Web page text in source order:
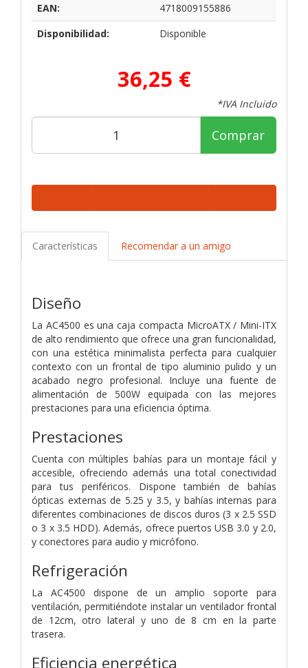
EAN:
4718009155886
Disponibilidad:
Disponible
36,25 €
*IVA Incluido
Comprar
Características Recomendar a un amigo
Diseño
La AC4500 es una caja compacta MicroATX / Mini-ITX
de alto rendimiento que ofrece una gran funcionalidad,
con una estética minimalista perfecta para cualquier
contexto con un frontal de tipo aluminio pulido y un
acabado negro profesional. Incluye una fuente de
alimentación de 500W equipada con las mejores
prestaciones para una eficiencia óptima.
Prestaciones
Cuenta con múltiples bahías para un montaje fácil y
accesible, ofreciendo además una total conectividad
para tus periféricos. Dispone también de bahías
ópticas externas de 5.25 y 3.5, y bahías internas para
diferentes combinaciones de discos duros (3 x 2.5 SSD
o 3 x 3.5 HDD). Además, ofrece puertos USB 3.0 y 2.0,
y conectores para audio y micrófono.
Refrigeración
La AC4500 dispone de un amplio soporte para
ventilación, permitiéndote instalar un ventilador frontal
de 12cm, otro lateral y uno de 8 cm en la parte
trasera.
Eficiencia energética